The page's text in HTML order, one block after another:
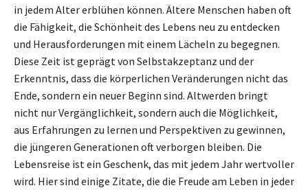
in jedem Alter erblühen können. Ältere Menschen haben oft
die Fähigkeit, die Schönheit des Lebens neu zu entdecken
und Herausforderungen mit einem Lächeln zu begegnen.
Diese Zeit ist geprägt von Selbstakzeptanz und der
Erkenntnis, dass die körperlichen Veränderungen nicht das
Ende, sondern ein neuer Beginn sind. Altwerden bringt
nicht nur Vergänglichkeit, sondern auch die Möglichkeit,
aus Erfahrungen zu lernen und Perspektiven zu gewinnen,
die jüngeren Generationen oft verborgen bleiben. Die
Lebensreise ist ein Geschenk, das mit jedem Jahr wertvoller
wird. Hier sind einige Zitate, die die Freude am Leben in jeder